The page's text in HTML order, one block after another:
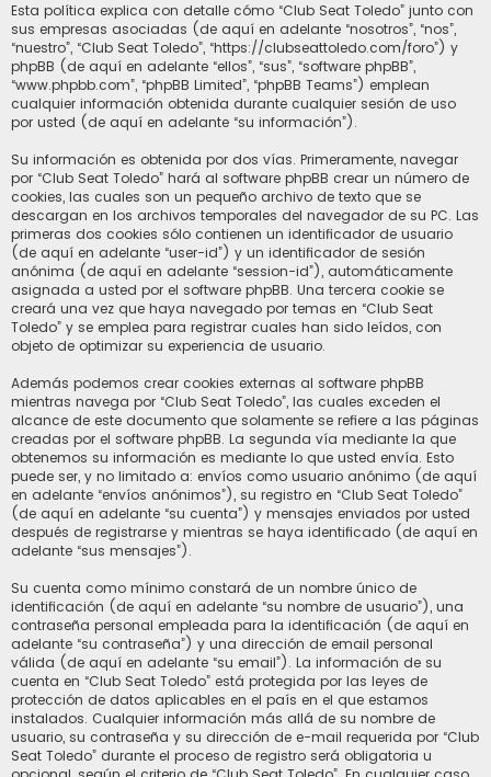
Esta política explica con detalle cómo “Club Seat Toledo” junto con
sus empresas asociadas (de aquí en adelante “nosotros”, “nos”,
“nuestro”, “Club Seat Toledo”, “https://clubseattoledo.com/foro”) y
phpBB (de aquí en adelante “ellos”, “sus”, “software phpBB”,
“www.phpbb.com”, “phpBB Limited”, “phpBB Teams”) emplean
cualquier información obtenida durante cualquier sesión de uso
por usted (de aquí en adelante “su información”).
Su información es obtenida por dos vías. Primeramente, navegar
por “Club Seat Toledo” hará al software phpBB crear un número de
cookies, las cuales son un pequeño archivo de texto que se
descargan en los archivos temporales del navegador de su PC. Las
primeras dos cookies sólo contienen un identificador de usuario
(de aquí en adelante “user-id”) y un identificador de sesión
anónima (de aquí en adelante “session-id”), automáticamente
asignada a usted por el software phpBB. Una tercera cookie se
creará una vez que haya navegado por temas en “Club Seat
Toledo” y se emplea para registrar cuales han sido leídos, con
objeto de optimizar su experiencia de usuario.
Además podemos crear cookies externas al software phpBB
mientras navega por “Club Seat Toledo”, las cuales exceden el
alcance de este documento que solamente se refiere a las páginas
creadas por el software phpBB. La segunda vía mediante la que
obtenemos su información es mediante lo que usted envía. Esto
puede ser, y no limitado a: envíos como usuario anónimo (de aquí
en adelante “envíos anónimos”), su registro en “Club Seat Toledo”
(de aquí en adelante “su cuenta”) y mensajes enviados por usted
después de registrarse y mientras se haya identificado (de aquí en
adelante “sus mensajes”).
Su cuenta como mínimo constará de un nombre único de
identificación (de aquí en adelante “su nombre de usuario”), una
contraseña personal empleada para la identificación (de aquí en
adelante “su contraseña”) y una dirección de email personal
válida (de aquí en adelante “su email”). La información de su
cuenta en “Club Seat Toledo” está protegida por las leyes de
protección de datos aplicables en el país en el que estamos
instalados. Cualquier información más allá de su nombre de
usuario, su contraseña y su dirección de e-mail requerida por “Club
Seat Toledo” durante el proceso de registro será obligatoria u